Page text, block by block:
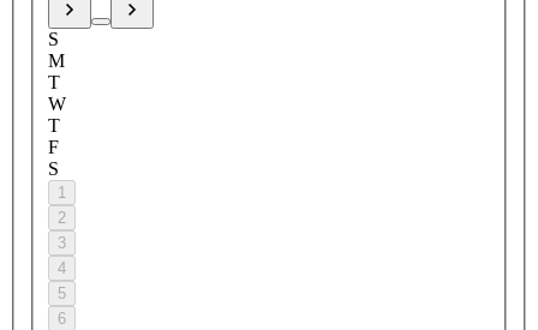
S
M
T
W
T
F
S
1
2
3
4
5
6